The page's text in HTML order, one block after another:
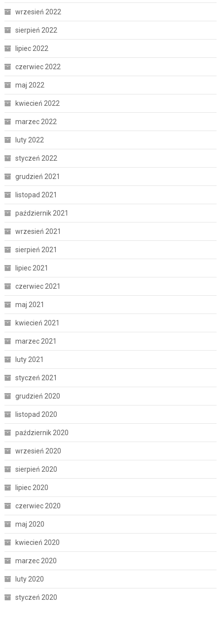
wrzesień 2022
sierpień 2022
lipiec 2022
czerwiec 2022
maj 2022
kwiecień 2022
marzec 2022
luty 2022
styczeń 2022
grudzień 2021
listopad 2021
październik 2021
wrzesień 2021
sierpień 2021
lipiec 2021
czerwiec 2021
maj 2021
kwiecień 2021
marzec 2021
luty 2021
styczeń 2021
grudzień 2020
listopad 2020
październik 2020
wrzesień 2020
sierpień 2020
lipiec 2020
czerwiec 2020
maj 2020
kwiecień 2020
marzec 2020
luty 2020
styczeń 2020